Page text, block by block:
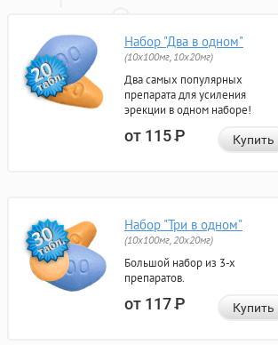
Набор "Два в одном"
(10x100мг, 10x20мг)
Два самых популярных
препарата для усиления
эрекции в одном наборе!
от 115Р Купить
Набор "Три в одном"
(10x100мг, 20x20мг)
Большой набор из 3-х
препаратов.
от 117Р Купить